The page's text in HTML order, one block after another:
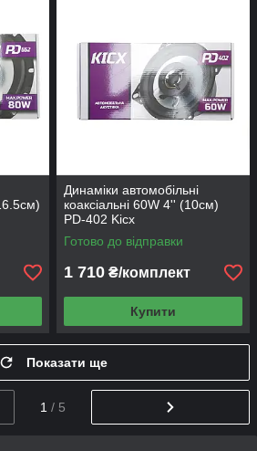
Динаміки автомобільні
коаксіальні 60W 4'' (10см)
PD-402 Kicx
Готово до відправки
1 710 ₴/комплект
Купити
Показати ще
1 / 5